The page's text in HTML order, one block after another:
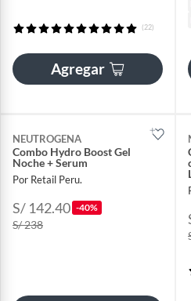
(22)
Agregar
NEUTROGENA
Combo Hydro Boost Gel
Noche + Serum
Por Retail Peru.
S/ 142.40 -40%
S/ 238